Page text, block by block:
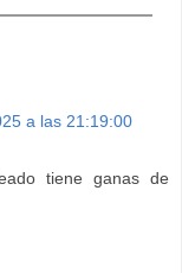
a las 21:19:00
tiene ganas de